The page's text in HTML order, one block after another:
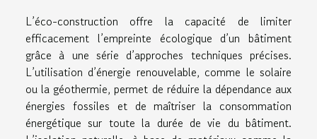
L’éco-construction offre la capacité de limiter
efficacement l’empreinte écologique d’un bâtiment
grâce à une série d’approches techniques précises.
L’utilisation d’énergie renouvelable, comme le solaire
ou la géothermie, permet de réduire la dépendance aux
énergies fossiles et de maîtriser la consommation
énergétique sur toute la durée de vie du bâtiment.